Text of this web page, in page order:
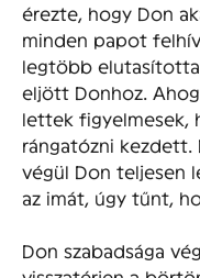
érezte, hogy Don
minden papot
legtöbb
eljött Donhoz.
lettek figyelmesek,
rángatózni kezdett.
végül Don teljesen
az imát, úgy tűnt,
Don szabadsága